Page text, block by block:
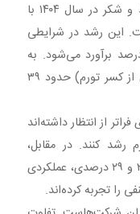
بررسی ارقام نشان می‌دهد که صنعت قند و شکر در سال ۱۴۰۴ با
است. این رشد در شرایطی
که نرخ تورم سالانه حدود ۵۰ درصد برآورد می‌شود. به
عبارت دیگر، رشد واقعی این صنعت (پس از کسر تورم) حدود ۳۹
عملکردی فراتر از انتظار داشته‌اند
رشد کنند. در مقابل،
شرکت‌هایی مانند قزوین و قجام با رشد ۳۴ و ۲۹ درصدی، عملکردی
را تجربه کرده‌اند.